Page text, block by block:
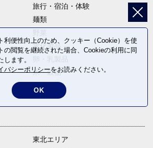
旅行・宿泊・体験
麺類
電化製品
米・穀物
返礼品なし
東北エリア
利便性向上のため、クッキー（Cookie）を使
の閲覧を継続された場合、Cookieの利用に同
ます。
バシーポリシーをお読みください。
OK